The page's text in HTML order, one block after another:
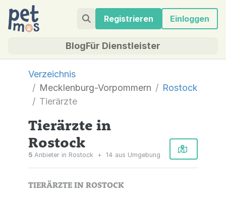
Registrieren Einloggen
BlogFür Dienstleister
Verzeichnis
Mecklenburg-Vorpommern
Rostock
Tierärzte
Tierärzte in
Rostock
5 Anbieter in Rostock + 14 aus Umgebung
TIERÄRZTE IN ROSTOCK